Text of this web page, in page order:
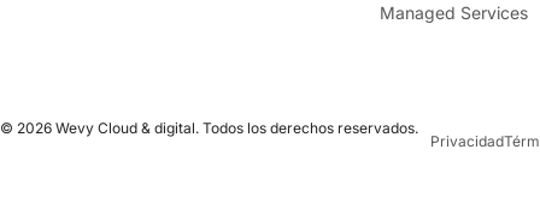
Managed Services
© 2026 Wevy Cloud & digital. Todos los derechos reservados.
Privacidad